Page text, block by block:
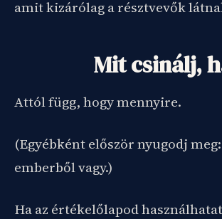
amit kizárólag a résztvevők
Mit csinálj,
Attól függ, hogy mennyire.
(Egyébként először nyugodj
emberből vagy.)
Ha az értékelőlapod